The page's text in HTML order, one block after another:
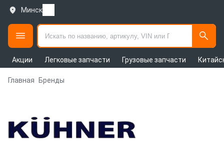
Минск
Акции Легковые запчасти Грузовые запчасти
Главная Бренды